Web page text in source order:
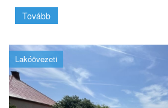
Tovább
Lakóövezeti